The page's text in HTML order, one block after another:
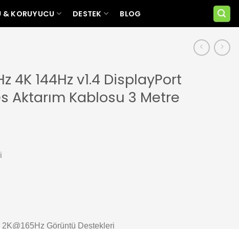
& KORUYUCU DESTEK BLOG
4K 144Hz v1.4 DisplayPort
Aktarım Kablosu 3 Metre
Görüntü Destekleri